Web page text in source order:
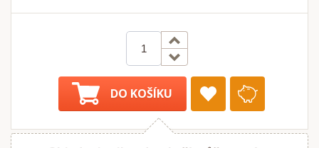
DO KOŠÍKU